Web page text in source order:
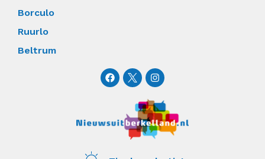
Borculo
Ruurlo
Beltrum
F
a
c
o
o
I
n
s
t
a
g
r
a